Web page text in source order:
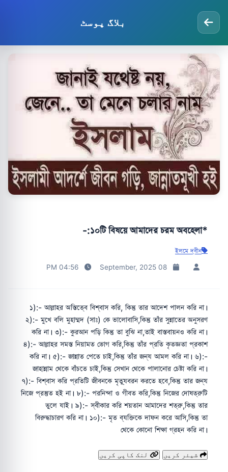
بلاگ پوسٹ
*১০টি বিষয়ে আমাদের চরম অবহেলা:-
ইলমে দ্বীন
08 September, 2025
04:56 PM
১):- আল্লাহর অস্তিত্বে বিশ্বাস করি, কিন্তু তার আদেশ পালন করি না।
২):- মুখে বলি মুহাম্মদ (সাঃ) কে ভালোবাসি,কিন্তু তাঁর সুন্নাতের অনুসরণ
করি না। ৩):- কুরআন পড়ি কিন্তু তা বুঝি না,তাই বাস্তবায়নও করি না।
৪):- আল্লাহর সমস্ত নিয়ামত ভোগ করি,কিন্তু তাঁর প্রতি কৃতজ্ঞতা প্রকাশ
করি না। ৫):- জান্নাত পেতে চাই,কিন্তু তাঁর জন্য আমল করি না। ৬):-
জাহান্নাম থেকে বাঁচতে চাই,কিন্তু সেখান থেকে পালানোর চেষ্টা করি না।
৭):- বিশ্বাস করি প্রতিটি জীবনকে মৃত্যুবরন করতে হবে,কিন্তু তার জন্য
নিজে প্রস্তুত হই না। ৮):- পরনিন্দা ও গীবত করি,কিন্তু নিজের দোষত্রুটি
ভুলে যাই। ৯):- স্বীকার করি শয়তান আমাদের শত্রু,কিন্তু তার
বিরুদ্ধাচারণ করি না। ১০):- মৃত ব্যক্তিকে দাফন করে আসি,কিন্তু তা
থেকে কোনো শিক্ষা গ্রহন করি না।